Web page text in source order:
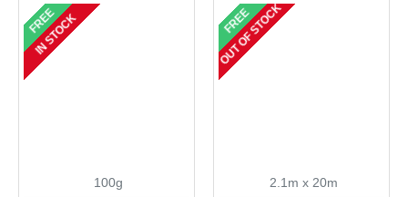
FREE
IN STOCK
100g
FREE
OUT OF STOCK
2.1m x 20m